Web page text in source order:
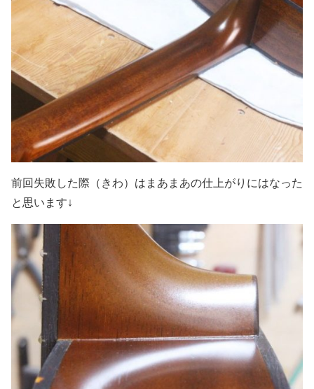
前回失敗した際（きわ）はまあまあの仕上がりにはなった
と思います↓